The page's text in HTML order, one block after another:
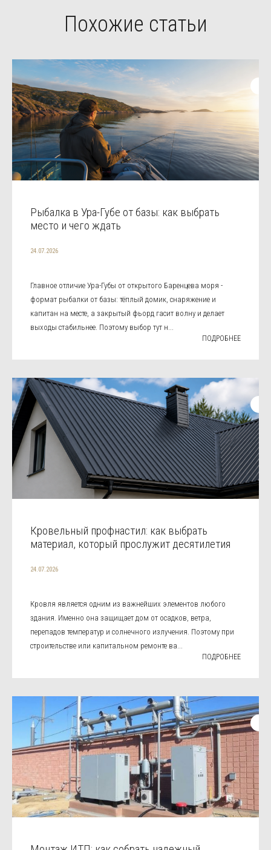
Похожие статьи
Рыбалка в Ура-Губе от базы: как выбрать
место и чего ждать
24.07.2026
Главное отличие Ура-Губы от открытого Баренцева моря -
формат рыбалки от базы: тёплый домик, снаряжение и
капитан на месте, а закрытый фьорд гасит волну и делает
выходы стабильнее. Поэтому выбор тут н...
ПОДРОБНЕЕ
Кровельный профнастил: как выбрать
материал, который прослужит десятилетия
24.07.2026
Кровля является одним из важнейших элементов любого
здания. Именно она защищает дом от осадков, ветра,
перепадов температур и солнечного излучения. Поэтому при
строительстве или капитальном ремонте ва...
ПОДРОБНЕЕ